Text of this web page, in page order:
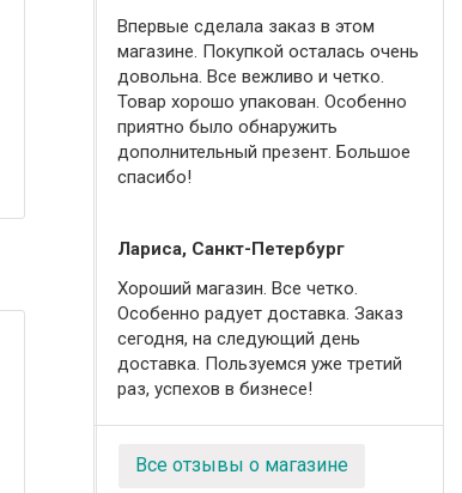
Впервые сделала заказ в этом
магазине. Покупкой осталась очень
довольна. Все вежливо и четко.
Товар хорошо упакован. Особенно
приятно было обнаружить
дополнительный презент. Большое
спасибо!
Лариса, Санкт-Петербург
Хороший магазин. Все четко.
Особенно радует доставка. Заказ
сегодня, на следующий день
доставка. Пользуемся уже третий
раз, успехов в бизнесе!
Все отзывы о магазине